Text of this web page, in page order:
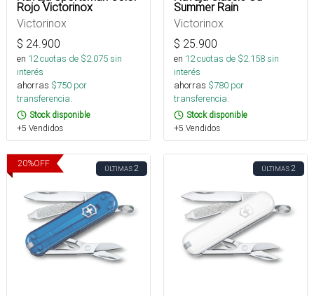
Rojo Victorinox
Victorinox
$ 24.900
en 12cuotas de $2.075sin
interés
ahorras $750 por
transferencia.
Stock disponible
+5 Vendidos
Summer Rain
Victorinox
$ 25.900
en 12cuotas de $2.158sin
interés
ahorras $780 por
transferencia.
Stock disponible
+5 Vendidos
20%OFF
ÚLTIMAS2 ÚLTIMAS2